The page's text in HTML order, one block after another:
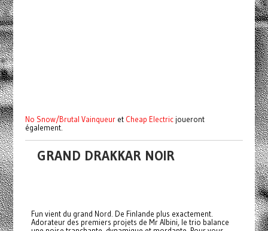
No Snow/Brutal Vainqueuret Cheap Electricjoueront
également.
GRAND DRAKKAR NOIR
Fun vient du grand Nord. De Finlande plus exactement.
Adorateur des premiers projets de Mr Albini, le trio balance